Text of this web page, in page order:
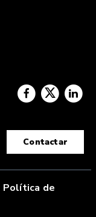
Contactar
Política de